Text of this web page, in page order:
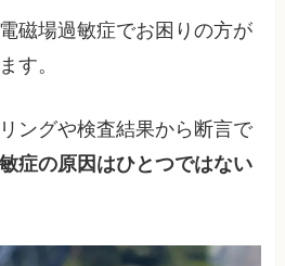
磁場過敏症でお困りの方が
す。
ングや検査結果から断言で
症の原因はひとつではない